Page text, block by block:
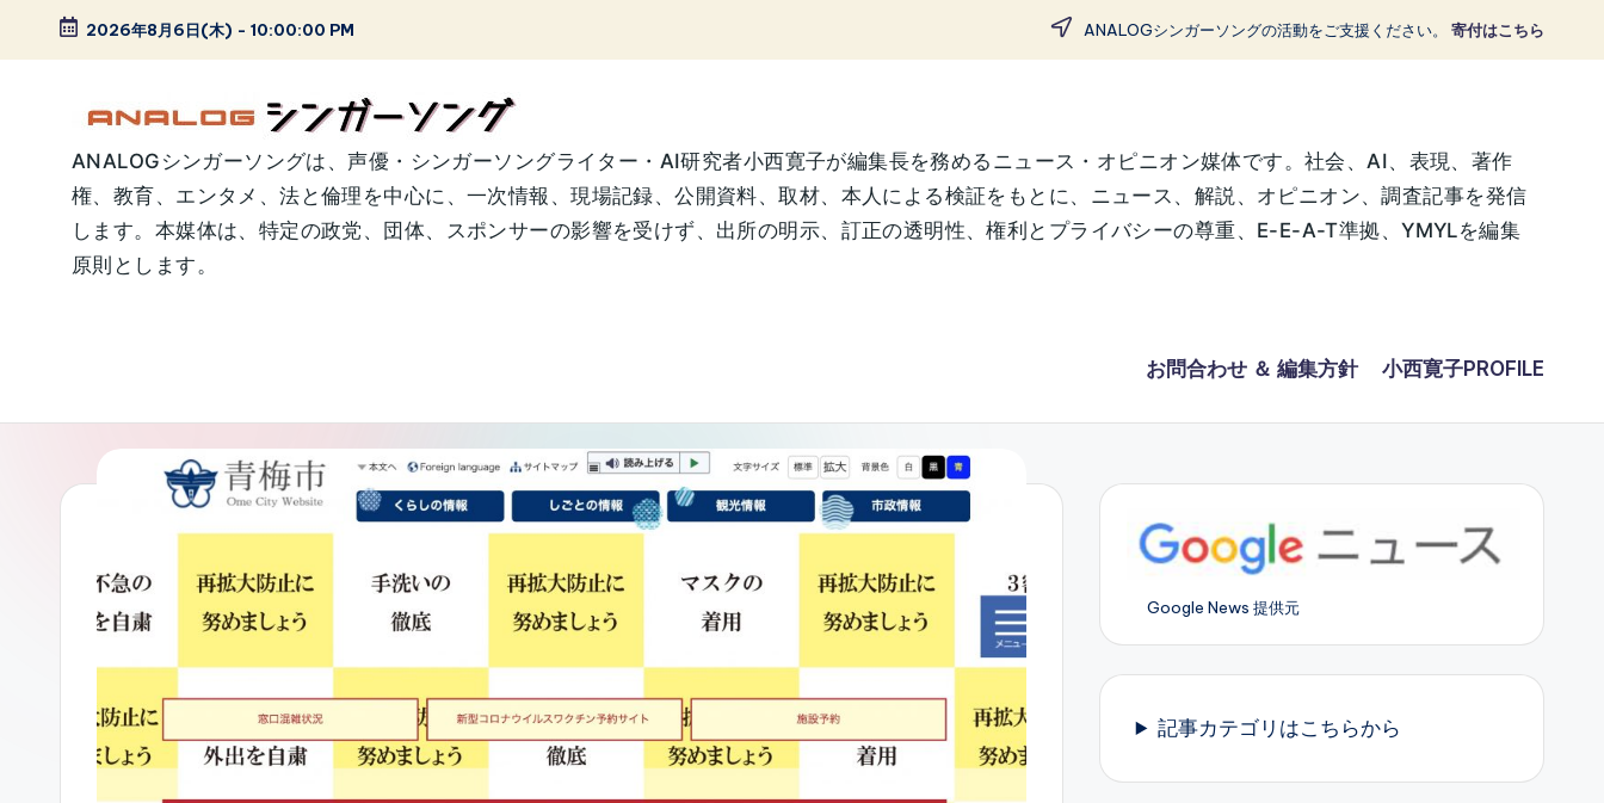
Skip
2026年8月6日(木) - 10:00:01 PM ANALOGシンガーソングの活動をご支援ください。 寄付はこちら
A
N
A
G
シ
ガ
ー
ソ
ン
グ
ANALOGシンガーソングは、声優・シンガーソングライター・AI研究者小西寛子が編集長を務めるニュース・オピニオン媒体です。社会、AI、表現、著作
権、教育、エンタメ、法と倫理を中心に、一次情報、現場記録、公開資料、取材、本人による検証をもとに、ニュース、解説、オピニオン、調査記事を発信
します。本媒体は、特定の政党、団体、スポンサーの影響を受けず、出所の明示、訂正の透明性、権利とプライバシーの尊重、E-E-A-T準拠、YMYLを編集
原則とします。
お問合わせ ＆ 編集方針 小西寛子PROFILE
Google News 提供元
記事カテゴリはこちらから